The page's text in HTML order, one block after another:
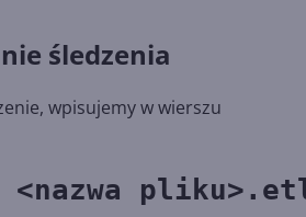
śledzenia
wpisujemy w wierszu
<nazwa